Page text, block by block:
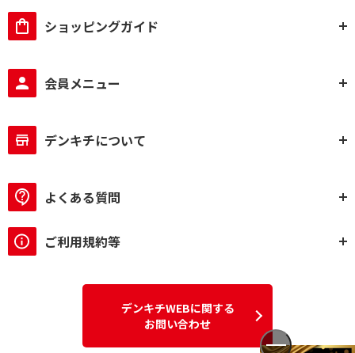
ショッピングガイド
会員メニュー
デンキチについて
よくある質問
ご利用規約等
デンキチWEBに関する
お問い合わせ